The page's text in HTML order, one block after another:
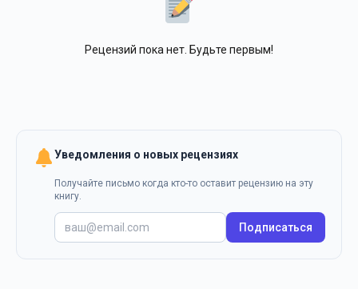
Рецензий пока нет. Будьте первым!
Уведомления о новых рецензиях
Получайте письмо когда кто-то оставит рецензию на эту
книгу.
Подписаться